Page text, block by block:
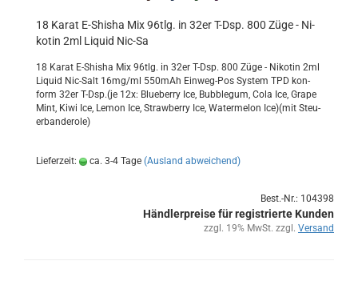
18 Karat E-​Shi­sha Mix 96tlg. in 32er T-Dsp. 800 Züge - Ni­
ko­tin 2ml Li­quid Nic-​Sa
18 Karat E-​Shisha Mix 96tlg. in 32er T-Dsp. 800 Züge - Ni­ko­tin 2ml
Li­quid Nic-​Salt 16mg/ml 550mAh Einweg-​Pos Sys­tem TPD kon­
form 32er T-Dsp.(je 12x: Blue­ber­ry Ice, Bub­ble­gum, Cola Ice, Grape
Mint, Kiwi Ice, Lemon Ice, Straw­ber­ry Ice, Wa­ter­me­lon Ice)(mit Steu­
er­ban­de­ro­le)
Lieferzeit: ca. 3-4 Tage (Ausland abweichend)
Best.-Nr.: 104398
Händlerpreise für registrierte Kunden
zzgl. 19% MwSt. zzgl. Versand